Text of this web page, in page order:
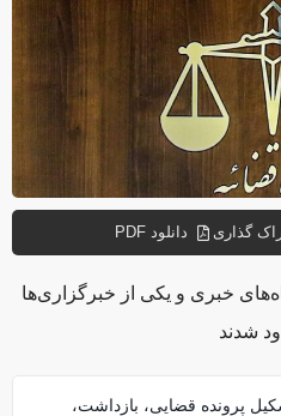
خبری و یکی از خبرگزاری‌ها
شدند
پرونده قضایی، بازداشت،
گذاری دانلود PDF